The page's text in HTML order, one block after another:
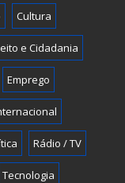
Cultura
e Cidadania
Emprego
Rádio / TV
Tecnologia